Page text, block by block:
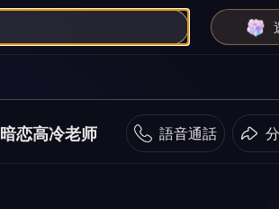
暗恋高冷老师 語音通話